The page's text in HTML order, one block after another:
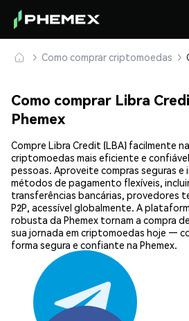
Como comprar criptomoedas
Como comprar Libra
Phemex
Compre Libra Credit (LBA) facilmente
criptomoedas mais eficiente e
pessoas. Aproveite compras seguras e
métodos de pagamento flexíveis,
transferências bancárias, provedores
P2P, acessível globalmente. A
robusta da Phemex tornam a compra
sua jornada em criptomoedas hoje —
forma segura e confiante na Phemex.